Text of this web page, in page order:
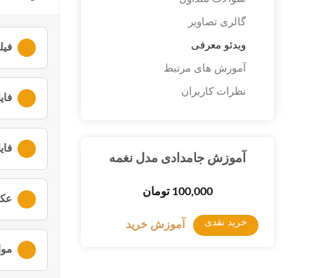
گالری تصاویر
ویدئو معرفی
آموزش های مرتبط
نظرات کاربران
آموزش جامدادی مدل نغمه
100,000 تومان
خرید نقدی آموزش خرید
لطفا
لطفا
لطفا
لطفا